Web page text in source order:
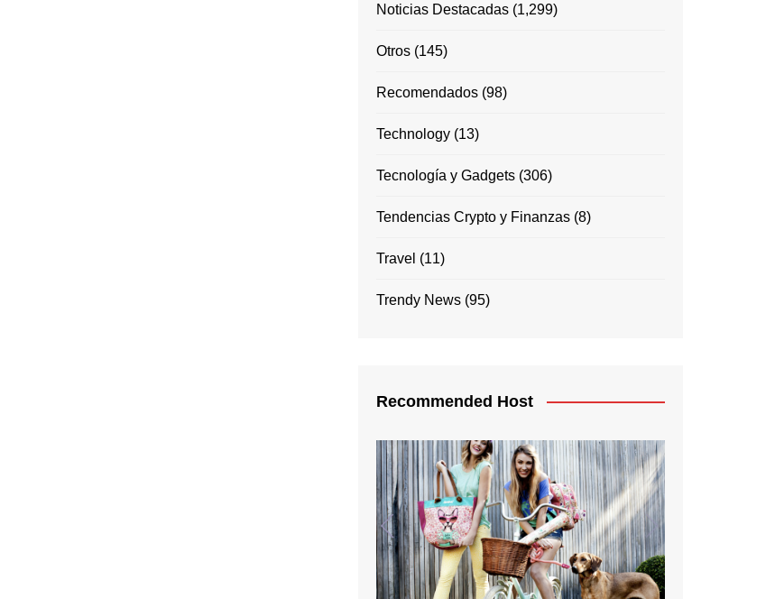
Noticias Destacadas (1,299)
Otros (145)
Recomendados (98)
Technology (13)
Tecnología y Gadgets (306)
Tendencias Crypto y Finanzas (8)
Travel (11)
Trendy News (95)
Recommended Host